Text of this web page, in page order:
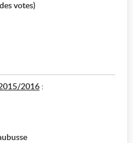
votes)
2016 :